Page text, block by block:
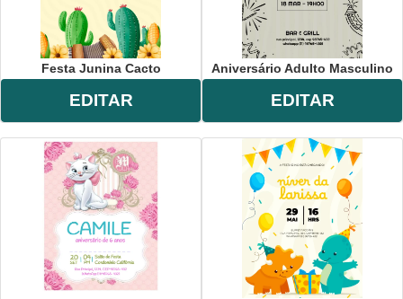
Festa Junina Cacto
EDITAR
Aniversário Adulto Masculino
EDITAR